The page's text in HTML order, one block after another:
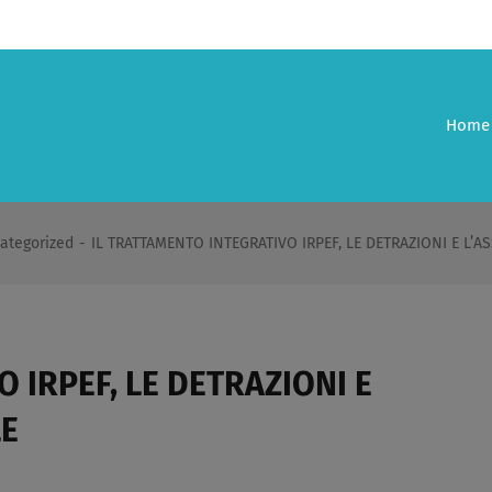
Home
- IL TRATTAMENTO INTEGRATIVO IRPEF, LE DETRAZIONI E
IRPEF, LE DETRAZIONI E